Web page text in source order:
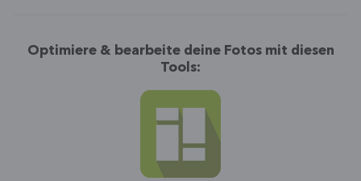
Optimiere & bearbeite deine Fotos mit diesen
Tools: